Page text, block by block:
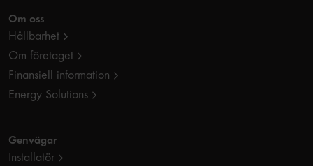
Om oss
Hållbarhet
Om företaget
Finansiell information
Energy Solutions
Genvägar
Installatör